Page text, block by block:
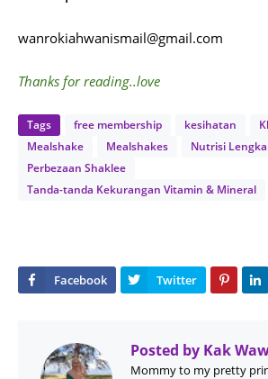
wanrokiahwanismail@gmail.com
Thanks for reading..love
Tags free membership kesihatan
Mealshake
Mealshakes
Nutrisi
Perbezaan Shaklee
Tanda-tanda Kekurangan Vitamin & Mineral
Posted by Kak
Mommy to my pretty